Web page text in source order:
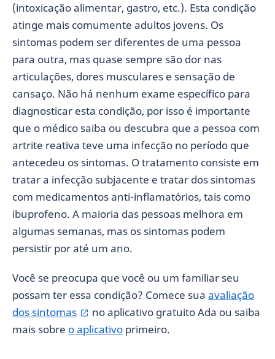
(intoxicação alimentar, gastro, etc.). Esta condição
atinge mais comumente adultos jovens. Os
sintomas podem ser diferentes de uma pessoa
para outra, mas quase sempre são dor nas
articulações, dores musculares e sensação de
cansaço. Não há nenhum exame específico para
diagnosticar esta condição, por isso é importante
que o médico saiba ou descubra que a pessoa com
artrite reativa teve uma infecção no período que
antecedeu os sintomas. O tratamento consiste em
tratar a infecção subjacente e tratar dos sintomas
com medicamentos anti-inflamatórios, tais como
ibuprofeno. A maioria das pessoas melhora em
algumas semanas, mas os sintomas podem
persistir por até um ano.
Você se preocupa que você ou um familiar seu
possam ter essa condição? Comece sua avaliação
dos sintomas
no aplicativo gratuito Ada ou saiba
mais sobre o aplicativo primeiro.